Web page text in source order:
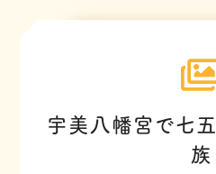
宇美八幡宮で七
族